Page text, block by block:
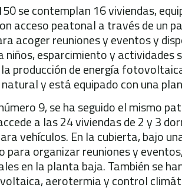
se contemplan 16 viviendas,
acceso peatonal a través de un
acoger reuniones y eventos y
esparcimiento y actividades
producción de energía
y está equipado con una
9, se ha seguido el mismo
a las 24 viviendas de 2 y 3
vehículos. En la cubierta, bajo
organizar reuniones y
en la planta baja. También se
aerotermia y control